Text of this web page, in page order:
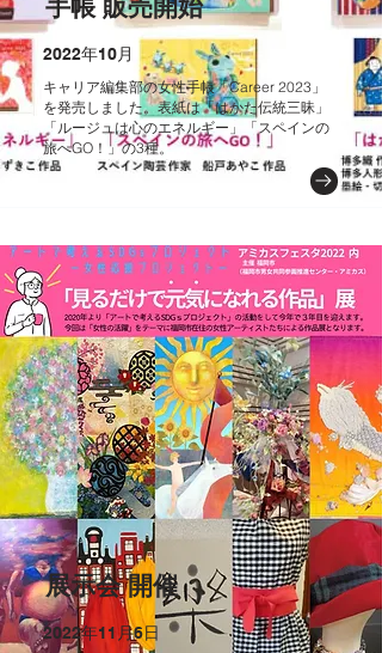
手帳 販売開始
2022年10月
キャリア編集部の女性手帳「Career 2023」
を発売しました。表紙は「はかた伝統三昧」
「ルージュは心のエネルギー」「スペインの
旅へGO！」の3種。
展示会 開催
2022年11月6日